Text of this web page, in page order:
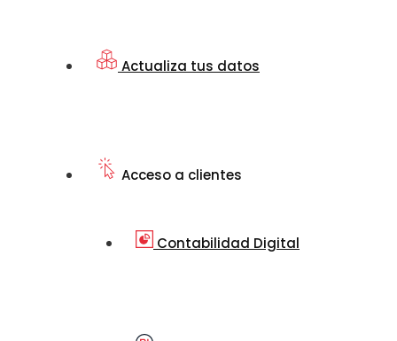
Actualiza tus datos
Acceso a clientes
Contabilidad Digital